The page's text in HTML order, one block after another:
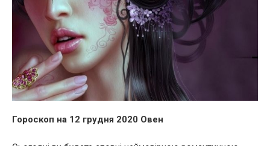
Гороскоп на 12 грудня 2020 Овен